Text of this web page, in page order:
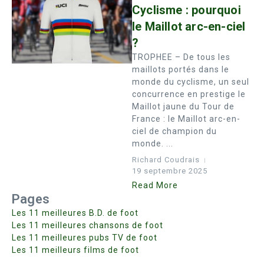
Cyclisme : pourquoi
le Maillot arc-en-ciel
?
TROPHEE – De tous les
maillots portés dans le
monde du cyclisme, un seul
concurrence en prestige le
Maillot jaune du Tour de
France : le Maillot arc-en-
ciel de champion du
monde. ...
Richard Coudrais
19 septembre 2025
Read More
Pages
Les 11 meilleures B.D. de foot
Les 11 meilleures chansons de foot
Les 11 meilleures pubs TV de foot
Les 11 meilleurs films de foot